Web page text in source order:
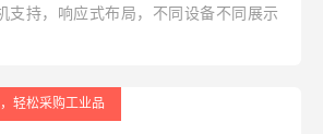
支持，响应式布局，不同设备不同展示
轻松采购工业品